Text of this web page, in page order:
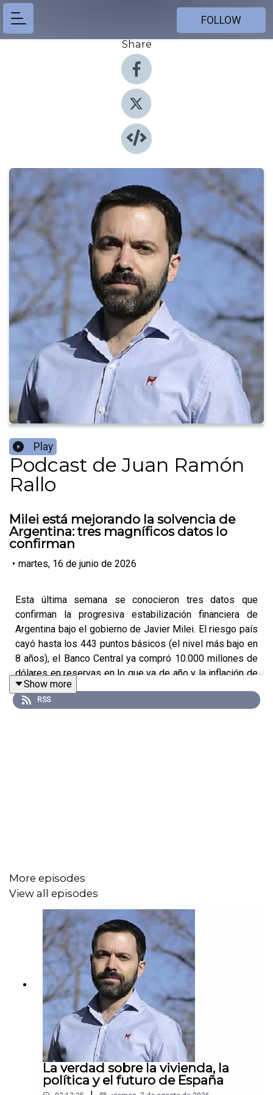
FOLLOW
Share
Play
Podcast de Juan Ramón
Rallo
Milei está mejorando la solvencia de
Argentina: tres magníficos datos lo
confirman
• martes, 16 de junio de 2026
Esta última semana se conocieron tres datos que
confirman la progresiva estabilización financiera de
Argentina bajo el gobierno de Javier Milei. El riesgo país
cayó hasta los 443 puntos básicos (el nivel más bajo en
8 años), el Banco Central ya compró 10.000 millones de
dólares en reservas en lo que va de año y la inflación de
mayo se ubicó en el 2,1%.
Show more
RSS
More episodes
View all episodes
La verdad sobre la vivienda, la
política y el futuro de España